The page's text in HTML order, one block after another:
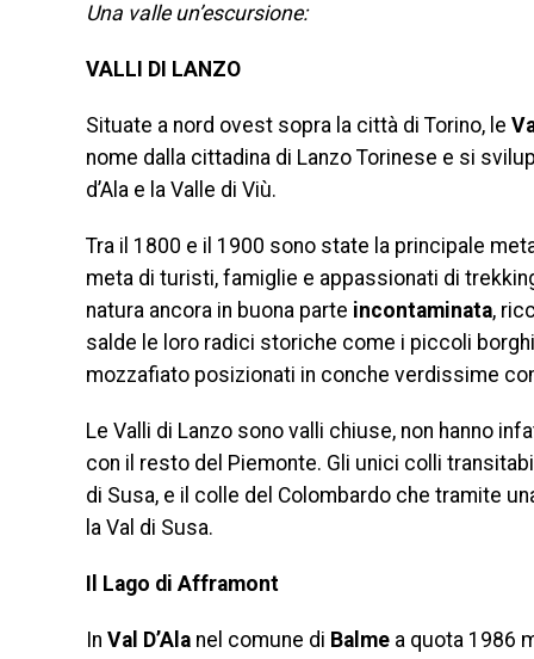
Una valle un’escursione:
VALLI DI LANZO
Situate a nord ovest sopra la città di Torino, le
nome dalla cittadina di Lanzo Torinese e si
d’Ala e la Valle di Viù.
Tra il 1800 e il 1900 sono state la principale
meta di turisti, famiglie e appassionati di
natura ancora in buona parte incontaminata,
salde le loro radici storiche come i piccoli
mozzafiato posizionati in conche verdissime
Le Valli di Lanzo sono valli chiuse, non hanno
con il resto del Piemonte. Gli unici colli
di Susa, e il colle del Colombardo che tramite
la Val di Susa.
Il Lago di Afframont
In Val D’Ala nel comune di Balme a quota 1986